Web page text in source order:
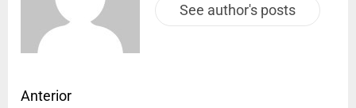
See author's posts
Anterior